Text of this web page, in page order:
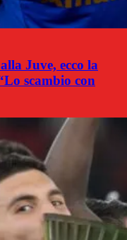
Juve, ecco la
scambio con